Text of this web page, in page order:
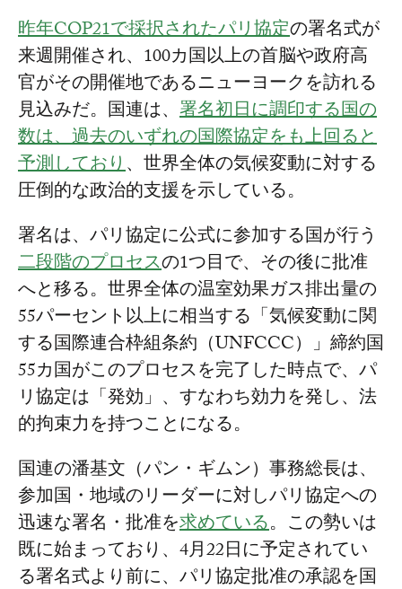
昨年COP21で採択されたパリ協定の署名式が
来週開催され、100カ国以上の首脳や政府高
官がその開催地であるニューヨークを訪れる
見込みだ。国連は、 署名初日に調印する国の
数は、過去のいずれの国際協定をも上回ると
予測しており、世界全体の気候変動に対する
圧倒的な政治的支援を示している。
署名は、パリ協定に公式に参加する国が行う
二段階のプロセスの1つ目で、その後に批准
へと移る。世界全体の温室効果ガス排出量の
55パーセント以上に相当する「気候変動に関
する国際連合枠組条約（UNFCCC）」締約国
55カ国がこのプロセスを完了した時点で、パ
リ協定は「発効」、すなわち効力を発し、法
的拘束力を持つことになる。
国連の潘基文（パン・ギムン）事務総長は、
参加国・地域のリーダーに対しパリ協定への
迅速な署名・批准を求めている。この勢いは
既に始まっており、4月22日に予定されてい
る署名式より前に、パリ協定批准の承認を国